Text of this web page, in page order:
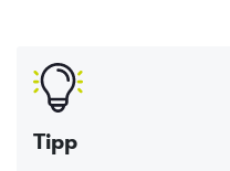
Tipp